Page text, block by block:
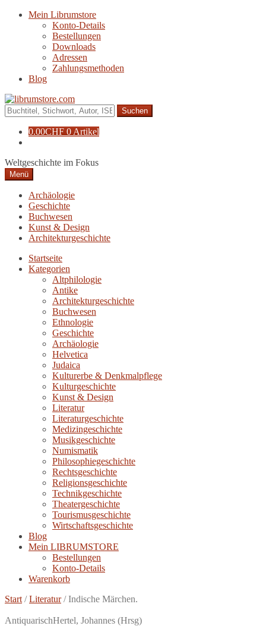
Navigation
Zum
Mein Librumstore
Konto-Details
Bestellungen
Downloads
Adressen
Zahlungsmethoden
Blog
Suche
nach:
0.00CHF 0 Artikel
Weltgeschichte im Fokus
Menü
Archäologie
Geschichte
Buchwesen
Kunst & Design
Architekturgeschichte
Startseite
Kategorien
Altphilologie
Antike
Architekturgeschichte
Buchwesen
Ethnologie
Geschichte
Archäologie
Helvetica
Judaica
Kulturerbe & Denkmalpflege
Kulturgeschichte
Kunst & Design
Literatur
Literaturgeschichte
Medizingeschichte
Musikgeschichte
Numismatik
Philosophiegeschichte
Rechtsgeschichte
Religionsgeschichte
Technikgeschichte
Theatergeschichte
Tourismusgeschichte
Wirtschaftsgeschichte
Blog
Mein LIBRUMSTORE
Bestellungen
Konto-Details
Warenkorb
Start /Literatur/Indische Märchen.
AntiquarischHertel, Johannes (Hrsg)